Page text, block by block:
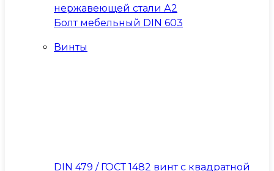
нержавеющей стали А2
Болт мебельный DIN 603
Винты
DIN 479 / ГОСТ 1482 винт с квадратной